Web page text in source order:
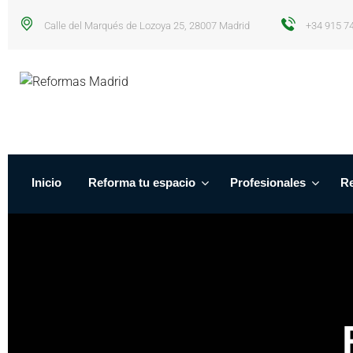
Calle del Marqués de Lozoya 25, 28007 Madrid +34 915
Inicio Reforma tu espacio Profesionales